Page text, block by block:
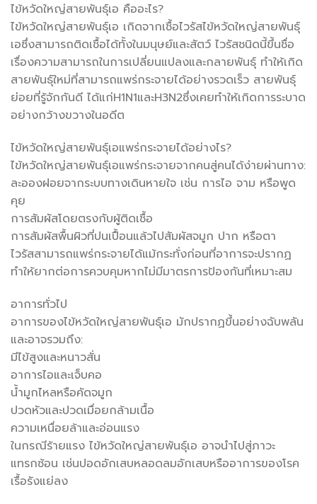
ไข้หวัดใหญ่สายพันธุ์เอ คืออะไร?
ไข้หวัดใหญ่สายพันธุ์เอ เกิดจากเชื้อไวรัสไข้หวัดใหญ่สายพันธุ์
เอซึ่งสามารถติดเชื้อได้ทั้งในมนุษย์และสัตว์ ไวรัสชนิดนี้ขึ้นชื่อ
เรื่องความสามารถในการเปลี่ยนแปลงและกลายพันธุ์ ทำให้เกิด
สายพันธุ์ใหม่ที่สามารถแพร่กระจายได้อย่างรวดเร็ว สายพันธุ์
ย่อยที่รู้จักกันดี ได้แก่H1N1และH3N2ซึ่งเคยทำให้เกิดการระบาด
อย่างกว้างขวางในอดีต
ไข้หวัดใหญ่สายพันธุ์เอแพร่กระจายได้อย่างไร?
ไข้หวัดใหญ่สายพันธุ์เอแพร่กระจายจากคนสู่คนได้ง่ายผ่านทาง:
ละอองฝอยจากระบบทางเดินหายใจ เช่น การไอ จาม หรือพูด
คุย
การสัมผัสโดยตรงกับผู้ติดเชื้อ
การสัมผัสพื้นผิวที่ปนเปื้อนแล้วไปสัมผัสจมูก ปาก หรือตา
ไวรัสสามารถแพร่กระจายได้แม้กระทั่งก่อนที่อาการจะปรากฏ
ทำให้ยากต่อการควบคุมหากไม่มีมาตรการป้องกันที่เหมาะสม
อาการทั่วไป
อาการของไข้หวัดใหญ่สายพันธุ์เอ มักปรากฏขึ้นอย่างฉับพลัน
และอาจรวมถึง:
มีไข้สูงและหนาวสั่น
อาการไอและเจ็บคอ
น้ำมูกไหลหรือคัดจมูก
ปวดหัวและปวดเมื่อยกล้ามเนื้อ
ความเหนื่อยล้าและอ่อนแรง
ในกรณีร้ายแรง ไข้หวัดใหญ่สายพันธุ์เอ อาจนำไปสู่ภาวะ
แทรกซ้อน เช่นปอดอักเสบหลอดลมอักเสบหรืออาการของโรค
เรื้อรังแย่ลง